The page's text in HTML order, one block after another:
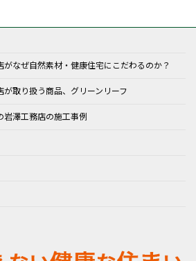
なぜ自然素材・健康住宅にこだわるのか？
取り扱う商品、グリーンリーフ
岩澤工務店の施工事例